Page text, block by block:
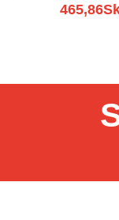
465,86